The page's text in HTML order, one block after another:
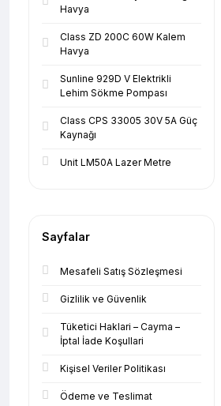
Havya
Class ZD 200C 60W Kalem
Havya
Sunline 929D V Elektrikli
Lehim Sökme Pompası
Class CPS 33005 30V 5A Güç
Kaynağı
Unit LM50A Lazer Metre
Sayfalar
Mesafeli Satış Sözleşmesi
Gizlilik ve Güvenlik
Tüketici Haklari – Cayma –
İptal İade Koşullari
Kişisel Veriler Politikası
Ödeme ve Teslimat